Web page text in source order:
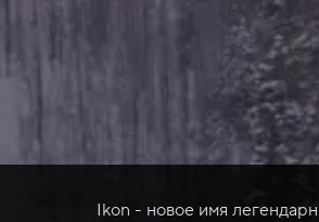
Ikon - новое имя